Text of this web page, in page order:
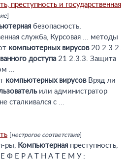
преступность и государственная
безопасность,
служба, Курсовая ... методы
компьютерных вирусов20 2.3.2.
доступа 21 2.3.3. Защита
...
компьютерных вирусовВряд ли
или администратор
сталкивался с ...
нестрогое соответствие
ры, Компьютерная преступность,
Е Ф Е Р А Т Н А Т Е М У :